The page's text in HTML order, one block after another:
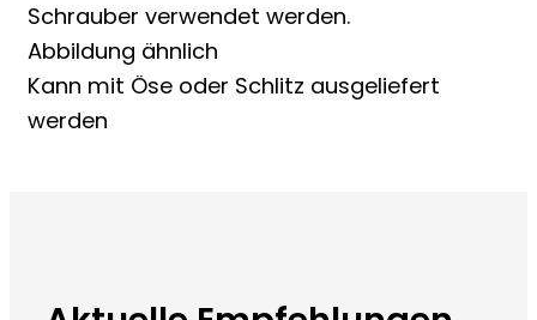
Schrauber verwendet werden.
Abbildung ähnlich
Kann mit Öse oder Schlitz ausgeliefert
werden